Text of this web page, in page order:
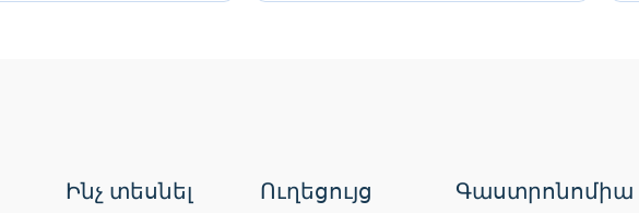
Ինչ տեսնել Ուղեցույց Գաստրոնոմիա